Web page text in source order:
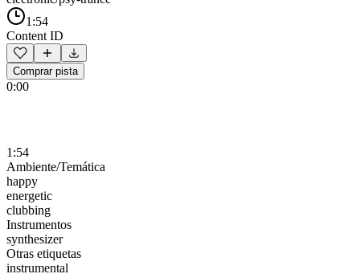
1:54
Content ID
Comprar pista
0:00
1:54
Ambiente/Temática
happy
energetic
clubbing
Instrumentos
synthesizer
Otras etiquetas
instrumental